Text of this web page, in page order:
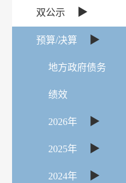
双公示 ▶
预算/决算 ▶
地方政府债务
绩效
2026年 ▶
2025年 ▶
2024年 ▶